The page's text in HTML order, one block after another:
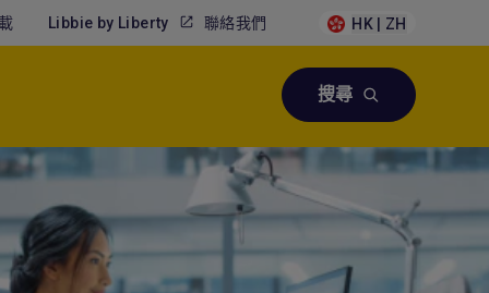
聯絡我們
Libbie by Liberty HK | ZH
搜尋